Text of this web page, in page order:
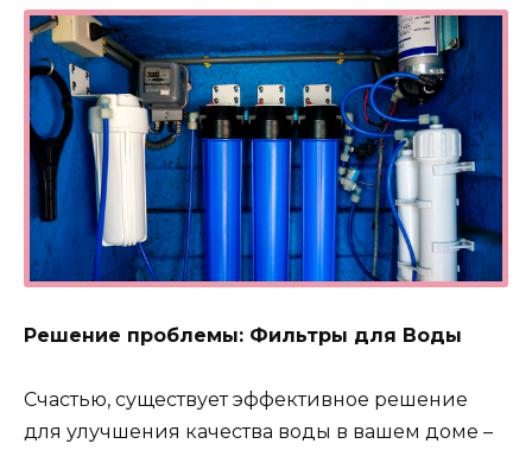
Решение проблемы: Фильтры для Воды
Счастью, существует эффективное решение
для улучшения качества воды в вашем доме –